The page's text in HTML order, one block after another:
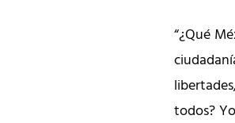
“¿Qué
todos?